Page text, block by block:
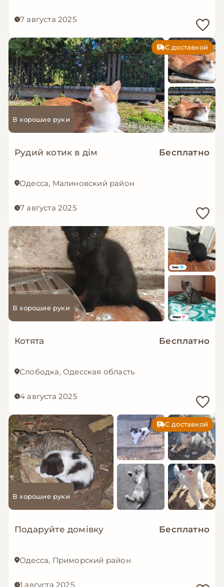
7 августа 2025
С доставкой
В хорошие руки
Рудий котик в дім Бесплатно
Одесса, Малиновский район
7 августа 2025
В хорошие руки
Котята Бесплатно
Слободка, Одесская область
4 августа 2025
С доставкой
В хорошие руки
Подаруйте домівку Бесплатно
Одесса, Приморский район
1 августа 2025